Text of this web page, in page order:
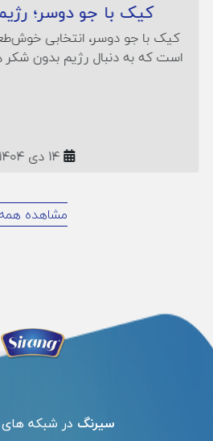
کیک با جو دوسر؛
کیک با جو دوسر، انتخابی
است که به دنبال رژیم بدون شکر
14 دی 1404
مشاهده
سیرنگ در شبکه